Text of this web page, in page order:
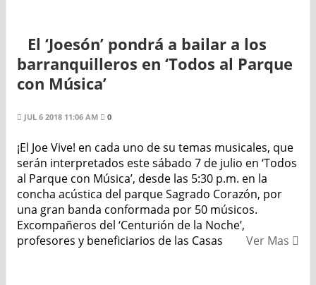
El ‘Joesón’ pondrá a bailar a los
barranquilleros en ‘Todos al Parque
con Música’
JUL 6 2018 11:06 AM 0
¡El Joe Vive! en cada uno de su temas musicales, que
serán interpretados este sábado 7 de julio en ‘Todos
al Parque con Música’, desde las 5:30 p.m. en la
concha acústica del parque Sagrado Corazón, por
una gran banda conformada por 50 músicos.
Excompañeros del ‘Centurión de la Noche’,
profesores y beneficiarios de las Casas
Ver Mas